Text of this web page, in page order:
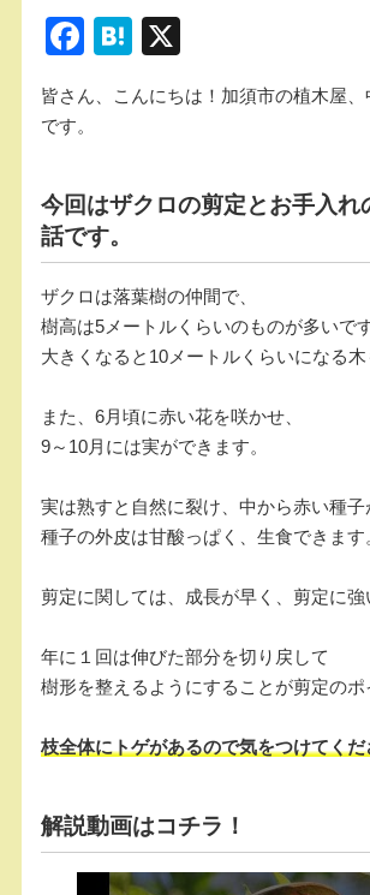
F
c
b
o
o
k
H
e
a
皆さん、こんにちは！加須市の植木屋
です。
今回はザクロの剪定とお手入れ
話です。
ザクロは落葉樹の仲間で、
樹高は5メートルくらいのものが多いです
大きくなると10メートルくらいになる木
また、6月頃に赤い花を咲かせ、
9～10月には実ができます。
実は熟すと自然に裂け、中から赤い種子
種子の外皮は甘酸っぱく、生食できます
剪定に関しては、成長が早く、剪定に強
年に１回は伸びた部分を切り戻して
樹形を整えるようにすることが剪定のポ
枝全体にトゲがあるので気をつけてくだ
解説動画はコチラ！